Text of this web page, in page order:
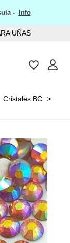
- Info
UÑAS
Cristales BC >